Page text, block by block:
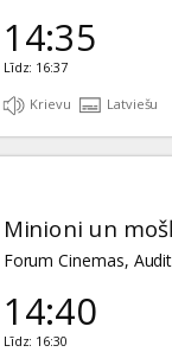
14:35
Līdz: 16:37
Krievu Latviešu
Minioni un
Forum Cinemas,
14:40
Līdz: 16:30